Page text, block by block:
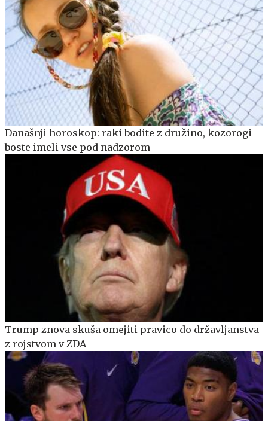
Današnji horoskop: raki bodite z družino, kozorogi
boste imeli vse pod nadzorom
Trump znova skuša omejiti pravico do državljanstva
z rojstvom v ZDA